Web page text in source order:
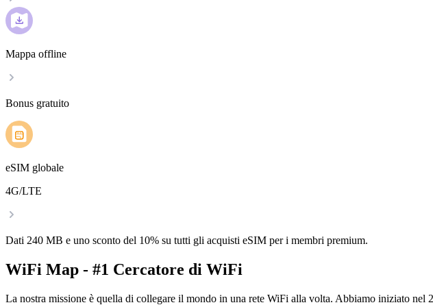
Mappa offline
Bonus gratuito
eSIM globale
4G/LTE
Dati 240 MB e uno sconto del 10% su tutti gli acquisti eSIM per i membri premium.
WiFi Map - #1 Cercatore di WiFi
La nostra missione è quella di collegare il mondo in una rete WiFi alla volta. Abbiamo iniziato nel